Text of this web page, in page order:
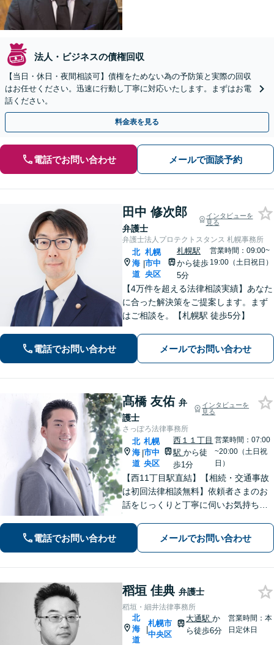
法人・ビジネスの債権回収
【当日・休日・夜間相談可】債権をためない為の予防策と実際の回収
はお任せください。迅速に行動し丁寧に対応いたします。まずはお電
話ください。
料金表を見る
電話でお問い合わせ メールで面談予約
田中 修次郎
弁護士
インタビューを
見る
弁護士法人プロテクトスタンス 札幌事務所
北
海
道
|
札幌
市中
央区
札幌駅
から徒歩
5分
営業時間：09:00~
19:00（土日祝日）
【4万件を超える法律相談実績】あなた
に合った解決策をご提案します。まず
はご相談を。【札幌駅 徒歩5分】
電話でお問い合わせ メールでお問い合わせ
髙橋 友佑 弁
護士
インタビューを
見る
さっぽろ法律事務所
北
海
道
|
札幌
市中
央区
西１１丁目
駅から徒
歩1分
営業時間：07:00
~20:00（土日祝
日）
【西11丁目駅直結】【相続・交通事故
は初回法律相談無料】依頼者さまのお
話をじっくりと丁寧に伺いお気持ちに
えていきます。弁護士に相談するだけ
でも解決の道筋が見えて気持ちが楽に
電話でお問い合わせ メールでお問い合わせ
稻垣 佳典 弁護士
稻垣・細井法律事務所
北
海
道
|
札幌市
中央区
大通駅 か
ら徒歩6分
営業時間：本
日定休日